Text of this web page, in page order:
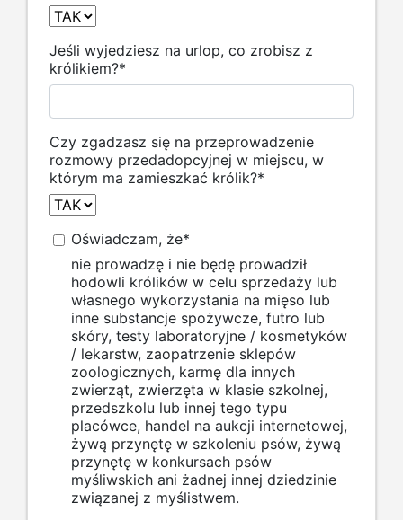
Jeśli wyjedziesz na urlop, co zrobisz z
królikiem?*
Czy zgadzasz się na przeprowadzenie
rozmowy przedadopcyjnej w miejscu, w
którym ma zamieszkać królik?*
Oświadczam, że*
nie prowadzę i nie będę prowadził
hodowli królików w celu sprzedaży lub
własnego wykorzystania na mięso lub
inne substancje spożywcze, futro lub
skóry, testy laboratoryjne / kosmetyków
/ lekarstw, zaopatrzenie sklepów
zoologicznych, karmę dla innych
zwierząt, zwierzęta w klasie szkolnej,
przedszkolu lub innej tego typu
placówce, handel na aukcji internetowej,
żywą przynętę w szkoleniu psów, żywą
przynętę w konkursach psów
myśliwskich ani żadnej innej dziedzinie
związanej z myślistwem.